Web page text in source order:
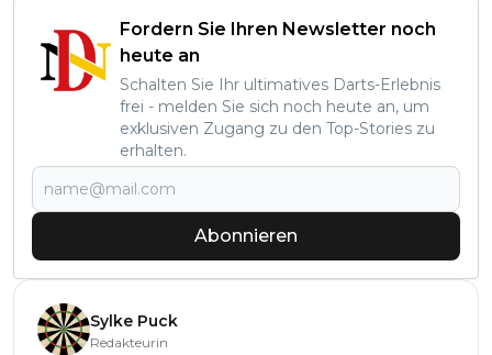
Fordern Sie Ihren Newsletter noch
heute an
Schalten Sie Ihr ultimatives Darts-Erlebnis
frei - melden Sie sich noch heute an, um
exklusiven Zugang zu den Top-Stories zu
erhalten.
Abonnieren
Sylke Puck
Redakteurin